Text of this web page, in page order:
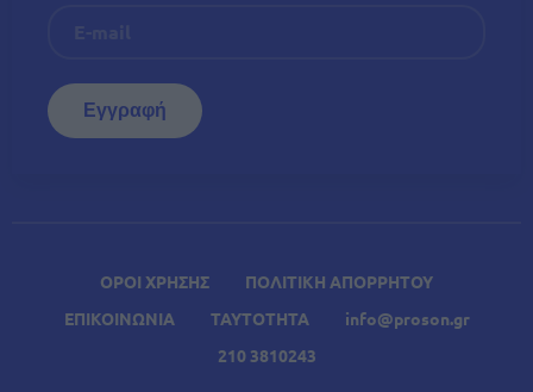
ΟΡΟΙ ΧΡΗΣΗΣ
ΠΟΛΙΤΙΚΗ ΑΠΟΡΡΗΤΟΥ
ΕΠΙΚΟΙΝΩΝΙΑ
ΤΑΥΤΟΤΗΤΑ
info@proson.gr
210 3810243